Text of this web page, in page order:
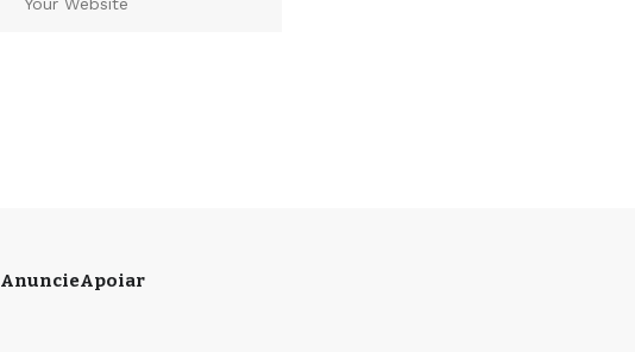
AnuncieApoiar